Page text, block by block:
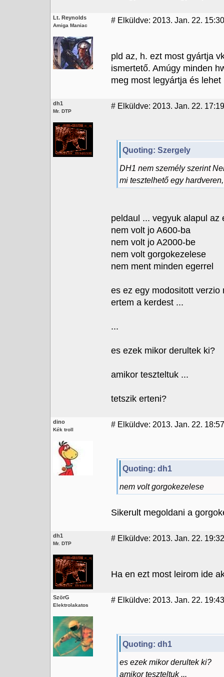
Lt. Reynolds
Amiga Maniac
# Elküldve: 2013. Jan. 22. 15:30
pld az, h. ezt most gyártja
ismertető. Amúgy minden
meg most legyártja és
dh1
Mr. DTP
# Elküldve: 2013. Jan. 22.
Quoting: Szergely
DH1 nem személy szerint
mi tesztelhető egy
peldaul ... vegyuk alapul az
nem volt jo A600-ba
nem volt jo A2000-be
nem volt gorgokezelese
nem ment minden egerrel
es ez egy modositott
ertem a kerdest ...
...
es ezek mikor derultek ki?
amikor teszteltuk ...
tetszik erteni?
dino
Kék troll
# Elküldve: 2013. Jan. 22. 18:57
Quoting: dh1
nem volt gorgokezelese
Sikerult megoldani a
dh1
Mr. DTP
# Elküldve: 2013. Jan. 22. 19:32
Ha en ezt most leirom ide
SzörG
Elektrolakatos
# Elküldve: 2013. Jan. 22. 19:43
Quoting: dh1
es ezek mikor derultek ki?
amikor teszteltuk ...